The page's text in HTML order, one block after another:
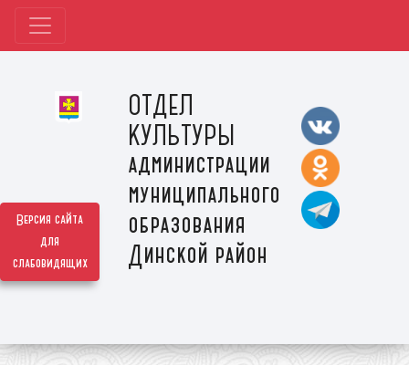
Версия сайта
для
слабовидящих
ОТДЕЛ
КУЛЬТУРЫ
администрации
муниципального
образования
Динской район